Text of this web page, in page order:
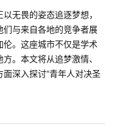
无畏的姿态追逐梦想，
与来自各地的竞争者展
。这座城市不仅是学术
。本文将从追梦激情、
深入探讨“青年人对决圣